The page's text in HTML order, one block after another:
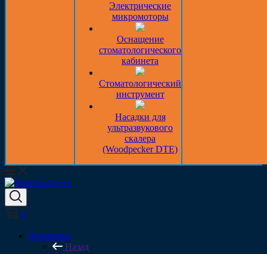
Электрические
микромоторы
Оснащение
стоматологического
кабинета
Стоматологический
инструмент
Насадки для
ультразвукового
скалера
(Woodpecker DTE)
0
Компания
Назад